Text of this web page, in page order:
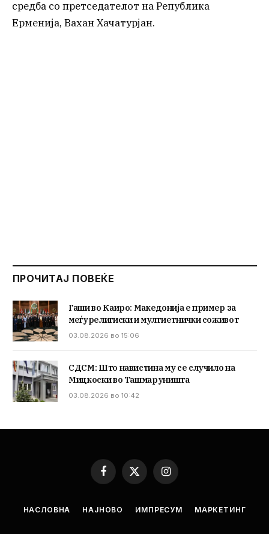
средба со претседателот на Република
Ерменија, Вахан Хачатурјан.
ПРОЧИТАЈ ПОВЕЌЕ
Гаши во Каиро: Македонија е пример за
меѓурелигиски и мултиетнички соживот
03.08.2026 во 15:06
СДСМ: Што навистина му се случило на
Мицкоски во Ташмаруништа
03.08.2026 во 10:42
Facebook
X
(Twitter)
Instagram
НАСЛОВНА НАЈНОВО ИМПРЕСУМ МАРКЕТИНГ